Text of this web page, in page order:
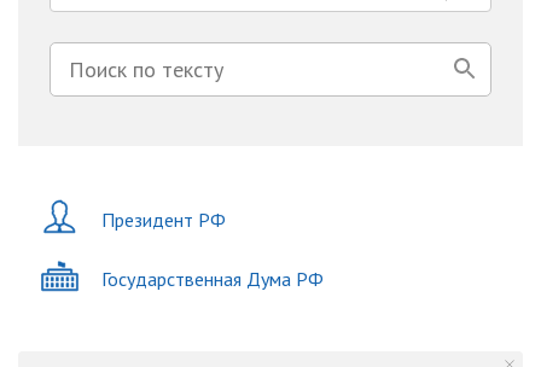
Президент РФ
Государственная Дума РФ